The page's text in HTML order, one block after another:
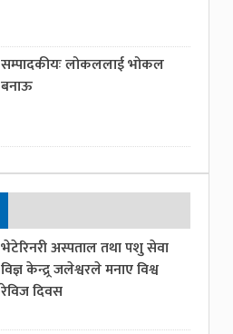
सम्पादकीयः लोकललाई भोकल
बनाऊ
भेटेरिनरी अस्पताल तथा पशु सेवा
विज्ञ केन्द्र्र जलेश्वरले मनाए विश्व
रेविज दिवस